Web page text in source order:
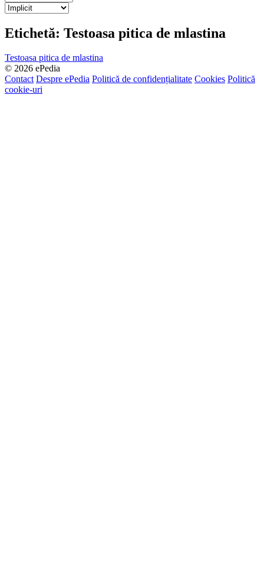
Etichetă: Testoasa pitica de mlastina
Testoasa pitica de mlastina
© 2026 ePedia
Contact Despre ePedia Politică de confidențialitate Cookies Politică
cookie-uri